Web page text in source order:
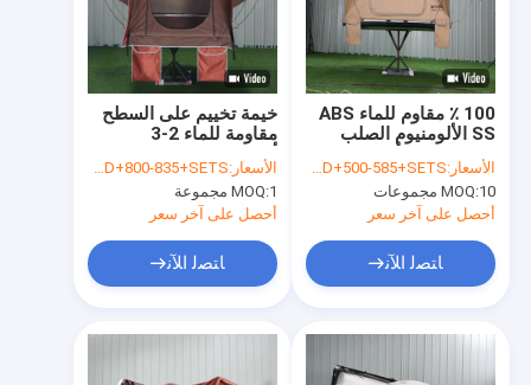
خيمة تخييم على السطح
مقاومة للماء 2-3
قماشية مقاومة للتآكل
الأسعار:USD+800-835+SETS
MOQ:1 مجموعة
أحصل على آخر سعر
ﺎﺘﺼﻟ ﺍﻶﻧ
100 ٪ مقاوم للماء ABS
SS الألومنيوم الصلب
قذيفة سقف أعلى خيمة
الأسعار:USD+500-585+SETS
MOQ:10 مجموعات
أحصل على آخر سعر
ﺎﺘﺼﻟ ﺍﻶﻧ